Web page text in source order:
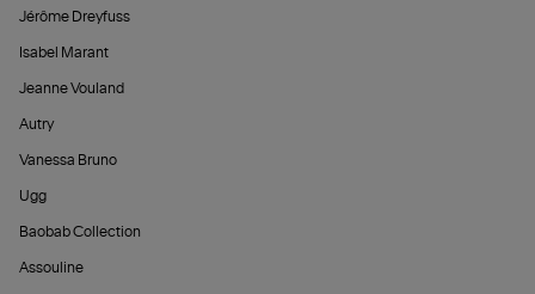
Jérôme Dreyfuss
Isabel Marant
Jeanne Vouland
Autry
Vanessa Bruno
Ugg
Baobab Collection
Assouline